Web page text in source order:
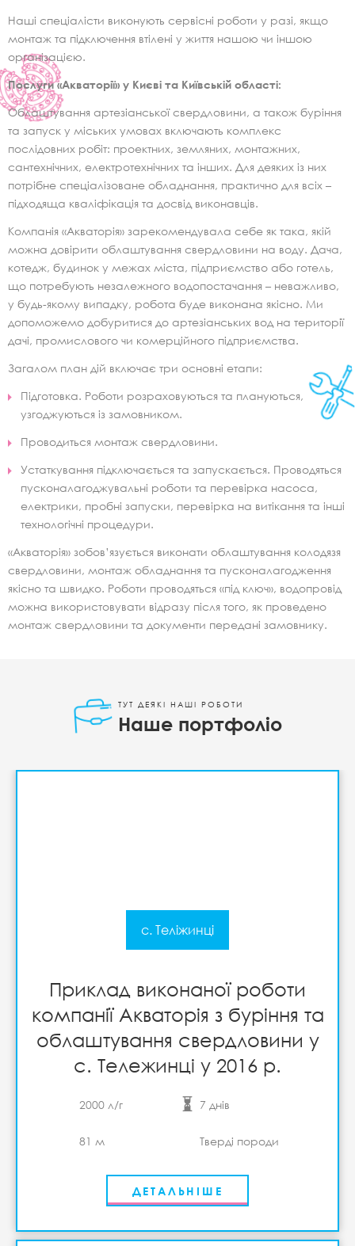
Наші спеціалісти виконують сервісні роботи у разі, якщо
монтаж та підключення втілені у життя нашою чи іншою
організацією.
Послуги «Акваторії» у Києві та Київській області:
Облаштування артезіанської свердловини, а також буріння
та запуск у міських умовах включають комплекс
послідовних робіт: проектних, земляних, монтажних,
сантехнічних, електротехнічних та інших. Для деяких із них
потрібне спеціалізоване обладнання, практично для всіх –
підходяща кваліфікація та досвід виконавців.
Компанія «Акваторія» зарекомендувала себе як така, якій
можна довірити облаштування свердловини на воду. Дача,
котедж, будинок у межах міста, підприємство або готель,
що потребують незалежного водопостачання – неважливо,
у будь-якому випадку, робота буде виконана якісно. Ми
допоможемо добуритися до артезіанських вод на території
дачі, промислового чи комерційного підприємства.
Загалом план дій включає три основні етапи:
Підготовка. Роботи розраховуються та плануються,
узгоджуються із замовником.
Проводиться монтаж свердловини.
Устаткування підключається та запускається. Проводяться
пусконалагоджувальні роботи та перевірка насоса,
електрики, пробні запуски, перевірка на витікання та інші
технологічні процедури.
«Акваторія» зобов’язується виконати облаштування колодязя
свердловини, монтаж обладнання та пусконалагодження
якісно та швидко. Роботи проводяться «під ключ», водопровід
можна використовувати відразу після того, як проведено
монтаж свердловини та документи передані замовнику.
ТУТ ДЕЯКІ НАШІ РОБОТИ
Наше портфоліо
с. Теліжинці
Приклад виконаної роботи
компанії Акваторія з буріння та
облаштування свердловини у
с. Тележинці у 2016 р.
2000 л/г 7 днів
81 м Тверді породи
ДЕТАЛЬНІШЕ